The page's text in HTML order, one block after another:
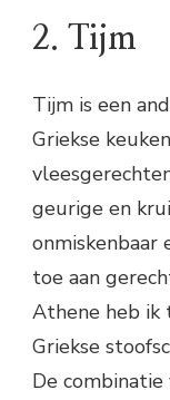
2. Tijm
Tijm is een
Griekse
geurige en
onmiskenbaar
toe aan
Athene heb ik
Griekse
De